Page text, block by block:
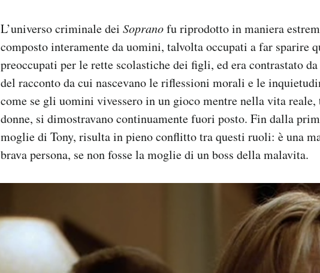
L’universo criminale dei Sopranofu riprodotto in maniera
composto interamente da uomini, talvolta occupati a far sparire
preoccupati per le rette scolastiche dei figli, ed era contrastato
del racconto da cui nascevano le riflessioni morali e le
come se gli uomini vivessero in un gioco mentre nella vita
donne, si dimostravano continuamente fuori posto. Fin dalla
moglie di Tony, risulta in pieno conflitto tra questi ruoli: è una
brava persona, se non fosse la moglie di un boss della malavita.